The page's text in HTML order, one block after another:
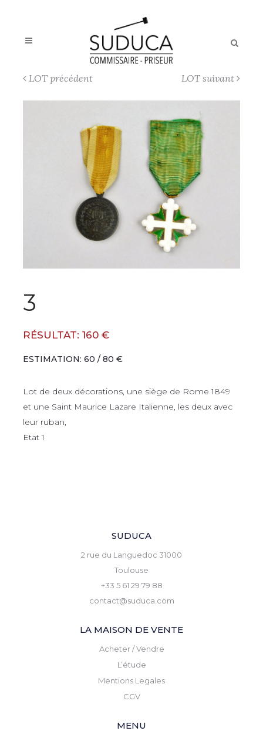
LOT précédent LOT suivant
3
RÉSULTAT: 160 €
ESTIMATION: 60 / 80 €
Lot de deux décorations, une siège de Rome 1849
et une Saint Maurice Lazare Italienne, les deux avec
leur ruban,
Etat 1
SUDUCA
2 rue du Languedoc 31000
Toulouse
+33 5 61 29 79 88
contact@suduca.com
LA MAISON DE VENTE
Acheter / Vendre
L’étude
Mentions Legales
CGV
MENU